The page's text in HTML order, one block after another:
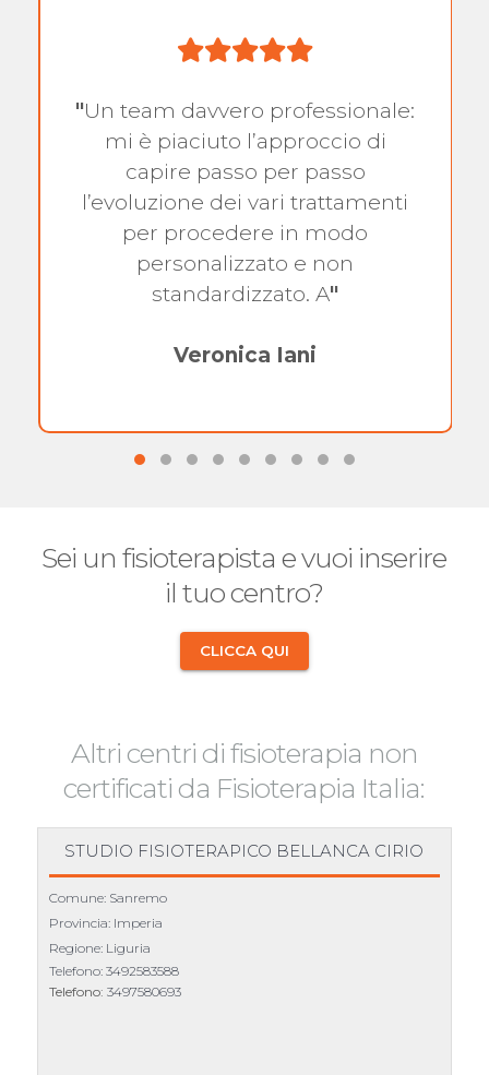
"Un team davvero professionale:
mi è piaciuto l’approccio di
capire passo per passo
l’evoluzione dei vari trattamenti
per procedere in modo
personalizzato e non
standardizzato. A"
Veronica Iani
Sei un fisioterapista e vuoi inserire
il tuo centro?
CLICCA QUI
Altri centri di fisioterapia non
certificati da Fisioterapia Italia:
STUDIO FISIOTERAPICO BELLANCA CIRIO
Comune: Sanremo
Provincia: Imperia
Regione: Liguria
Telefono: 3492583588
Telefono: 3497580693